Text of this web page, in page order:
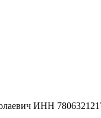
ИНН